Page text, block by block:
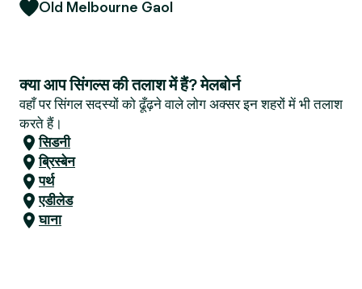
Old Melbourne Gaol
क्या आप सिंगल्स की तलाश में हैं? मेलबोर्न
वहाँ पर सिंगल सदस्यों को ढूँढ़ने वाले लोग अक्सर इन शहरों में भी तलाश
करते हैं।
सिडनी
ब्रिस्बेन
पर्थ
एडीलेड
घाना